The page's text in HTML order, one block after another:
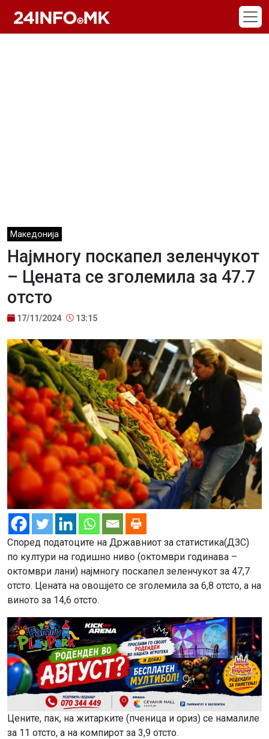
Македонија
Најмногу поскапел зеленчукот
– Цената се зголемила за 47.7
отсто
17/11/2024 13:15
Според податоците на Државниот за статистика(ДЗС)
по култури на годишно ниво (октомври годинава –
октомври лани) најмногу поскапел зеленчукот за 47,7
отсто. Цената на овошјето се зголемила за 6,8 отсто, а на
виното за 14,6 отсто.
Цените, пак, на житарките (пченица и ориз) се намалиле
за 11 отсто, а на компирот за 3,9 отсто.